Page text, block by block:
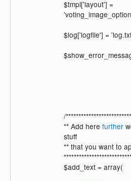
$tmpl['layout'] =
$log['logfile'] =
/
** Add here further
stuff
** that you want to
$add_text = array(